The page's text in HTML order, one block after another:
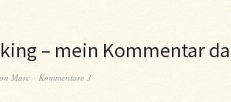
– mein Kommentar
Marc Kommentare 3